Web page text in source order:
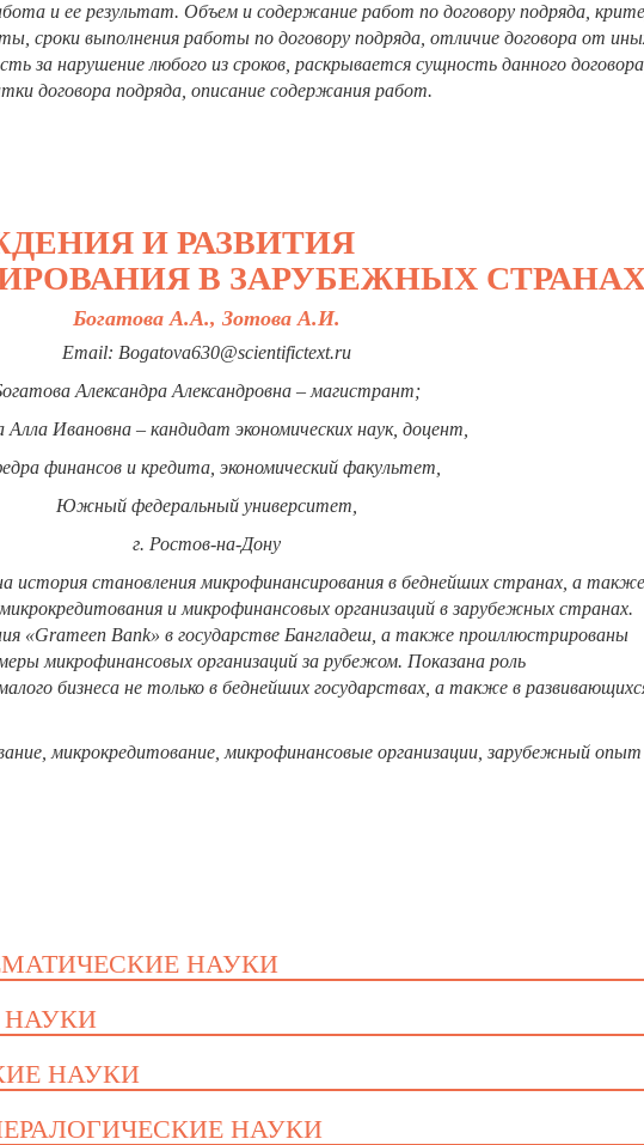
и ее результат. Объем и содержание работ по договору подряда,
сроки выполнения работы по договору подряда, отличие договора от
за нарушение любого из сроков, раскрывается сущность данного договора,
договора подряда, описание содержания работ.
И РАЗВИТИЯ
В ЗАРУБЕЖНЫХ СТРАНАХ
Богатова А.А., Зотова А.И.
Email: Bogatova630@scientifictext.ru
Александра Александровна – магистрант;
Алла Ивановна – кандидат экономических наук, доцент,
финансов и кредита, экономический факультет,
Южный федеральный университет,
г. Ростов-на-Дону
история становления микрофинансирования в беднейших странах, а также
и микрофинансовых организаций в зарубежных странах.
«Grameen Bank» в государстве Бангладеш, а также проиллюстрированы
микрофинансовых организаций за рубежом. Показана роль
бизнеса не только в беднейших государствах, а также в
микрокредитование, микрофинансовые организации, зарубежный опыт
НАУКИ
НАУКИ
НАУКИ
НАУКИ